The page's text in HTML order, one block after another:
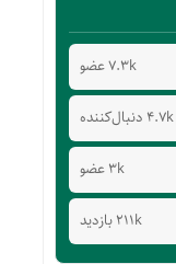
7.3k عضو
4.7k دنبال‌کننده
3k عضو
211k بازدید